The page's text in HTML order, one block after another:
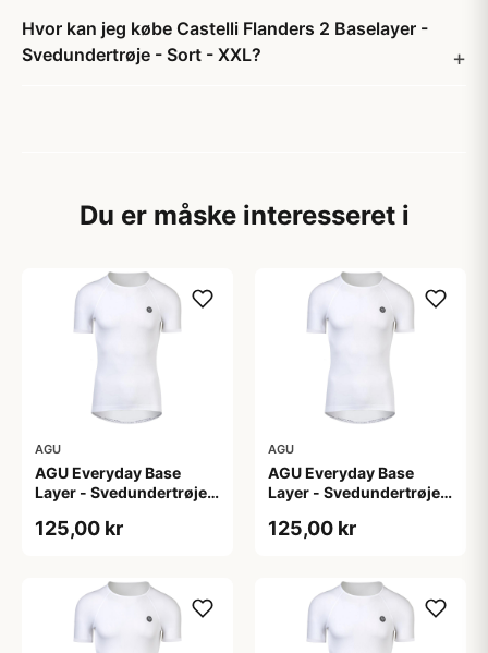
Hvor kan jeg købe Castelli Flanders 2 Baselayer -
Svedundertrøje - Sort - XXL?
Du er måske interesseret i
AGU
AGU Everyday Base
Layer - Svedundertrøje
125,00 kr
AGU
AGU Everyday Base
Layer - Svedundertrøje
125,00 kr